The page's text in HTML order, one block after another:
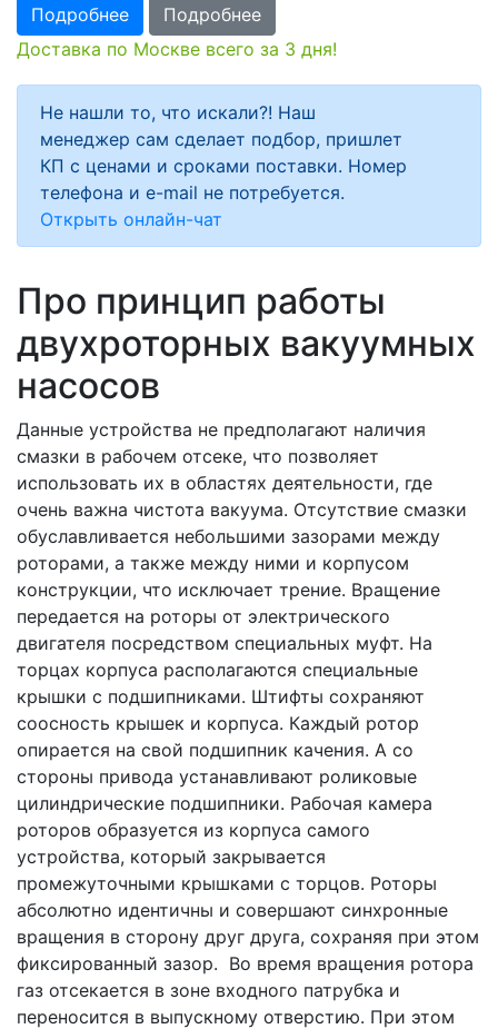
Подробнее
Подробнее
Доставка по Москве всего за 3 дня!
Не нашли то, что искали?! Наш
менеджер сам сделает подбор, пришлет
КП с ценами и сроками поставки. Номер
телефона и e-mail не потребуется.
Открыть онлайн-чат
Про принцип работы
двухроторных вакуумных
насосов
Данные устройства не предполагают наличия
смазки в рабочем отсеке, что позволяет
использовать их в областях деятельности, где
очень важна чистота вакуума. Отсутствие смазки
обуславливается небольшими зазорами между
роторами, а также между ними и корпусом
конструкции, что исключает трение. Вращение
передается на роторы от электрического
двигателя посредством специальных муфт. На
торцах корпуса располагаются специальные
крышки с подшипниками. Штифты сохраняют
соосность крышек и корпуса. Каждый ротор
опирается на свой подшипник качения. А со
стороны привода устанавливают роликовые
цилиндрические подшипники. Рабочая камера
роторов образуется из корпуса самого
устройства, который закрывается
промежуточными крышками с торцов. Роторы
абсолютно идентичны и совершают синхронные
вращения в сторону друг друга, сохраняя при этом
фиксированный зазор. Во время вращения ротора
газ отсекается в зоне входного патрубка и
переносится в выпускному отверстию. При этом